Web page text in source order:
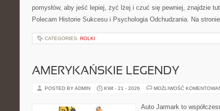
pomysłów, aby jeść lepiej, żyć lżej i czuć się pewniej, znajdzie
Polecam Historie Sukcesu i Psychologia Odchudzania. Na
CATEGORIES: ROLKI
AMERYKAŃSKIE LEGENDY
POSTED BY ADMIN KWI - 21 - 2026 MOŻLIWOŚĆ
Auto Jarmark to